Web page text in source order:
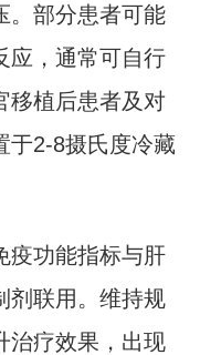
。部分患者可能
应，通常可自行
移植后患者及对
于2-8摄氏度冷藏
疫功能指标与肝
剂联用。维持规
治疗效果，出现